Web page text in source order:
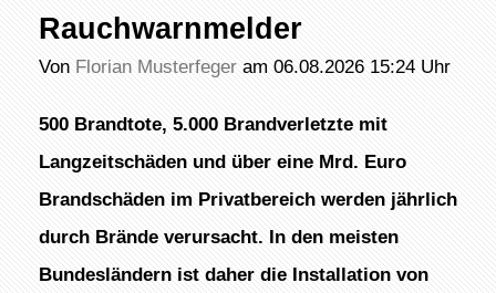
Rauchwarnmelder
Von Florian Musterfegeram 06.08.2026 15:24 Uhr
500 Brandtote, 5.000 Brandverletzte mit
Langzeitschäden und über eine Mrd. Euro
Brandschäden im Privatbereich werden jährlich
durch Brände verursacht. In den meisten
Bundesländern ist daher die Installation von